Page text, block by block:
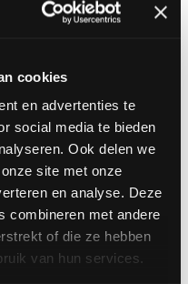
cookies
en advertenties te
social media te bieden
Ook delen we
site met onze
en analyse. Deze
combineren met andere
of die ze hebben
van hun services.
winkelcentrum en
omzet en overdekt
zeer goede staat.
op met Ed de